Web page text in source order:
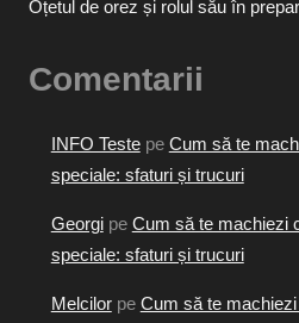
Oțetul de orez și rolul său în
Comentarii
INFO Testepe Cum să te
speciale: sfaturi și trucuri
Georgipe Cum să te machiezi
speciale: sfaturi și trucuri
Melcilorpe Cum să te